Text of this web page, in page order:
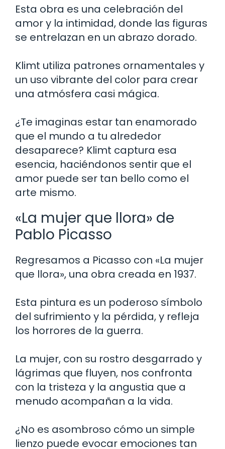
Esta obra es una celebración del
amor y la intimidad, donde las figuras
se entrelazan en un abrazo dorado.
Klimt utiliza patrones ornamentales y
un uso vibrante del color para crear
una atmósfera casi mágica.
¿Te imaginas estar tan enamorado
que el mundo a tu alrededor
desaparece? Klimt captura esa
esencia, haciéndonos sentir que el
amor puede ser tan bello como el
arte mismo.
«La mujer que llora» de
Pablo Picasso
Regresamos a Picasso con «La mujer
que llora», una obra creada en 1937.
Esta pintura es un poderoso símbolo
del sufrimiento y la pérdida, y refleja
los horrores de la guerra.
La mujer, con su rostro desgarrado y
lágrimas que fluyen, nos confronta
con la tristeza y la angustia que a
menudo acompañan a la vida.
¿No es asombroso cómo un simple
lienzo puede evocar emociones tan